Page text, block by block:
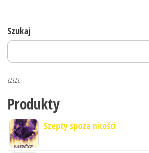
Szukaj
zzzzz
Produkty
Szepty spoza nicości